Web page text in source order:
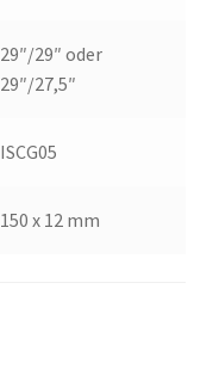
29″/29″ oder
29″/27,5″
ISCG05
150 x 12 mm